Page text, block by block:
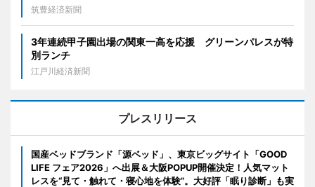
筑豊経済新聞
3年連続甲子園出場の関東一高を応援 グリーンパレスが特
別ランチ
江戸川経済新聞
プレスリリース
国産ベッドブランド「源ベッド」、東京ビッグサイト「GOOD
LIFE フェア2026」へ出展＆大阪POPUP開催決定！人気マット
レスを“見て・触れて・寝心地を体験”。大好評「眠り診断」も実